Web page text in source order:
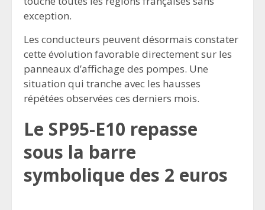
exception.
Les conducteurs peuvent désormais constater
cette évolution favorable directement sur les
panneaux d’affichage des pompes. Une
situation qui tranche avec les hausses
répétées observées ces derniers mois.
Le SP95-E10 repasse
sous la barre
symbolique des 2 euros